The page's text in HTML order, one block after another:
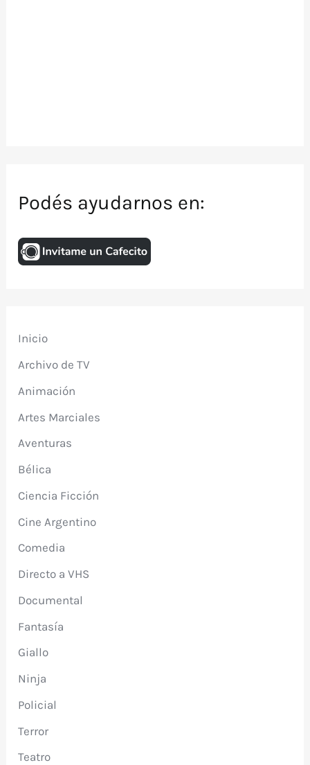
Podés ayudarnos en:
Inicio
Archivo de TV
Animación
Artes Marciales
Aventuras
Bélica
Ciencia Ficción
Cine Argentino
Comedia
Directo a VHS
Documental
Fantasía
Giallo
Ninja
Policial
Terror
Teatro